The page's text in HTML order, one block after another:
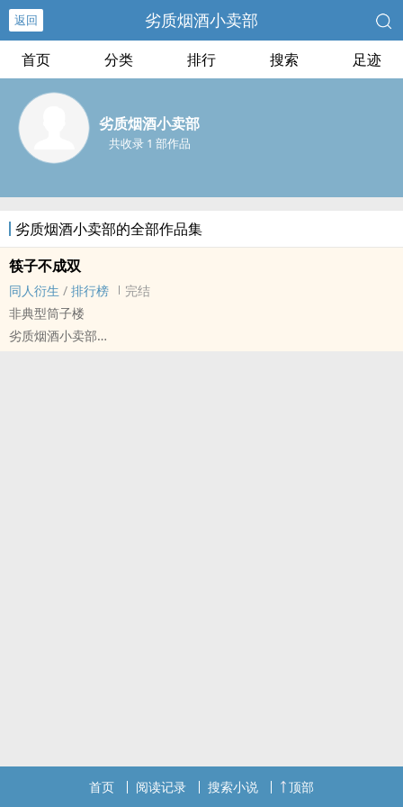
返回 劣质烟酒小卖部
首页 分类 排行 搜索 足迹
劣质烟酒小卖部
共收录 1 部作品
劣质烟酒小卖部的全部作品集
筷子不成双
同人衍生 / 排行榜
完结
非典型筒子楼
劣质烟酒小卖部
首页 阅读记录 搜索小说 顶部